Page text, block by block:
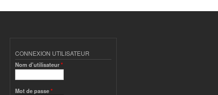
CONNEXION UTILISATEUR
Nom d'utilisateur*
Mot de passe*